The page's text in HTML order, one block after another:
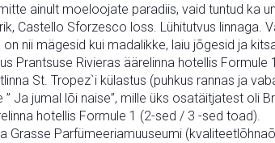
ainult moeloojate paradiis, vaid tuntud ka
Castello Sforzesco loss. Lühitutvus linnaga.
nii mägesid kui madalikke, laiu jõgesid ja
Prantsuse Rivieras äärelinna hotellis
St. Tropez`i külastus (puhkus rannas ja
Ja jumal lõi naise”, mille üks osatäitjatest oli
hotellis Formule 1 (2-sed / 3 -sed toad).
Grasse Parfümeeriamuuseumi